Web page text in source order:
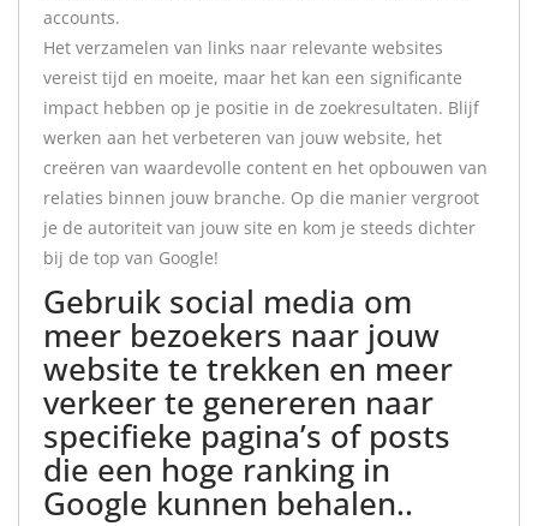
accounts.
Het verzamelen van links naar relevante websites
vereist tijd en moeite, maar het kan een significante
impact hebben op je positie in de zoekresultaten. Blijf
werken aan het verbeteren van jouw website, het
creëren van waardevolle content en het opbouwen van
relaties binnen jouw branche. Op die manier vergroot
je de autoriteit van jouw site en kom je steeds dichter
bij de top van Google!
Gebruik social media om
meer bezoekers naar jouw
website te trekken en meer
verkeer te genereren naar
specifieke pagina’s of posts
die een hoge ranking in
Google kunnen behalen..